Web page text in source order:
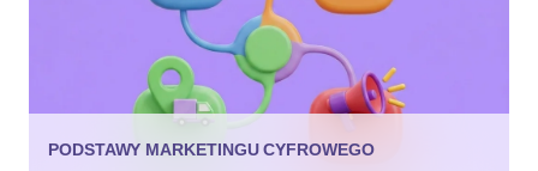
PODSTAWY MARKETINGU CYFROWEGO